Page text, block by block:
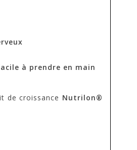
à prendre en main
de croissance Nutrilon®